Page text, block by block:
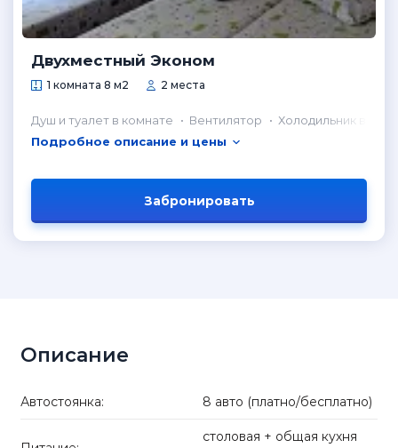
Двухместный Эконом
1 комната 8 м2 2 места
Душ и туалет в комнате Вентилятор
Холодильник в
Подробное описание и цены
Забронировать
Описание
Автостоянка: 8 авто (платно/бесплатно)
столовая + общая кухня